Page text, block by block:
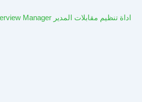
اداة تنظيم مقابلات المدير Interview Manager